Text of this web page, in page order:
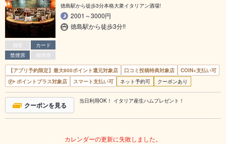
個室
カード
禁煙席
喫煙席
徳島駅から徒歩3分本格大衆イタリアン酒場!
2001～3000円
徳島駅から徒歩3分!!
【アプリ予約限定】最大800ポイント還元対象店 口コミ投稿特典対象店
COIN+支払い可
ポイントプラス対象店
スマート支払い可 ネット予約可 クーポンあり
クーポンを見る 当日利用OK！ イタリア産生ハムプレゼント！
カレンダーの更新に失敗しました。